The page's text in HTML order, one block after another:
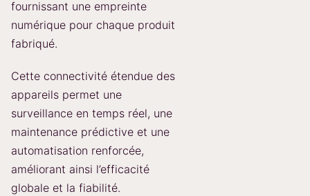
fournissant une empreinte
numérique pour chaque produit
fabriqué.
Cette connectivité étendue des
appareils permet une
surveillance en temps réel, une
maintenance prédictive et une
automatisation renforcée,
améliorant ainsi l’efficacité
globale et la fiabilité.